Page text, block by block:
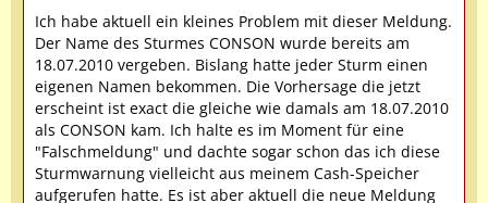
Ich habe aktuell ein kleines Problem mit dieser Meldung.
Der Name des Sturmes CONSON wurde bereits am
18.07.2010 vergeben. Bislang hatte jeder Sturm einen
eigenen Namen bekommen. Die Vorhersage die jetzt
erscheint ist exact die gleiche wie damals am 18.07.2010
als CONSON kam. Ich halte es im Moment für eine
"Falschmeldung" und dachte sogar schon das ich diese
Sturmwarnung vielleicht aus meinem Cash-Speicher
aufgerufen hatte. Es ist aber aktuell die neue Meldung